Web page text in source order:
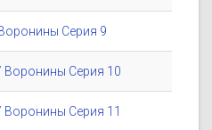
Серия 9
Воронины Серия 10
Воронины Серия 11